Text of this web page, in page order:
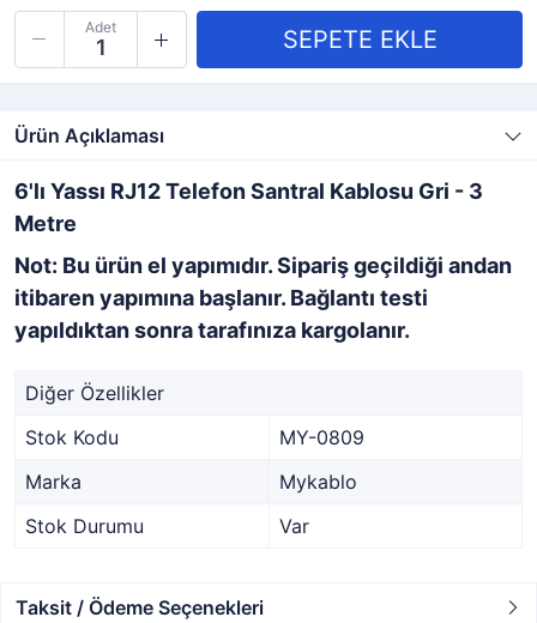
Adet
Ürün Açıklaması
6'lı Yassı RJ12 Telefon Santral Kablosu Gri - 3
Metre
Not: Bu ürün el yapımıdır. Sipariş geçildiği andan
itibaren yapımına başlanır. Bağlantı testi
yapıldıktan sonra tarafınıza kargolanır.
Diğer Özellikler
Stok Kodu
MY-0809
Marka
Mykablo
Stok Durumu
Var
Taksit / Ödeme Seçenekleri